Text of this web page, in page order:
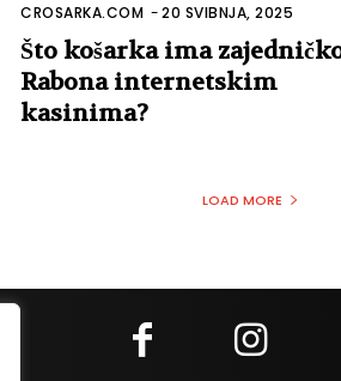
CROSARKA.COM -20 SVIBNJA, 2025
Što košarka ima
Rabona internetskim
kasinima?
LOAD MORE